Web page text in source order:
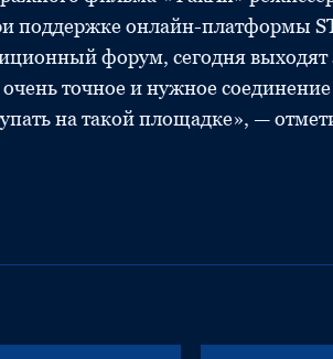
поддержке онлайн-платформы
форум, сегодня выходят
точное и нужное соединение
на такой площадке», —